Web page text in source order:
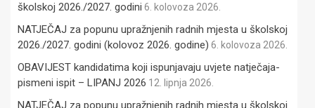
školskoj 2026./2027. godini 6. kolovoza 2026.
NATJEČAJ za popunu upražnjenih radnih mjesta u školskoj
2026./2027. godini (kolovoz 2026. godine) 6. kolovoza 2026.
OBAVIJEST kandidatima koji ispunjavaju uvjete natječaja-
pismeni ispit – LIPANJ 2026 12. lipnja 2026.
NATJEČAJ za popunu upražnjenih radnih mjesta u školskoj